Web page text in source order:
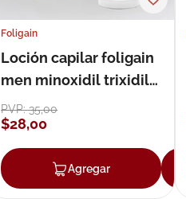
Agregar
Foligain
Loción capilar foligain
men minoxidil trixidil
loción 59 ml
PVP:35,00
$28,00
Agregar